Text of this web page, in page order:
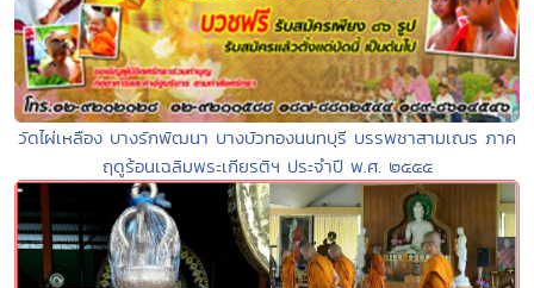
วัดไผ่เหลือง บางรักพัฒนา บางบัวทองนนทบุรี บรรพชาสามเณร ภาค
ฤดูร้อนเฉลิมพระเกียรติฯ ประจำปี พ.ศ. ๒๕๕๕